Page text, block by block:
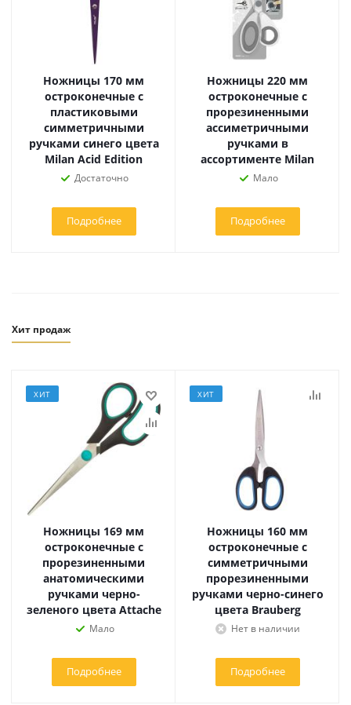
Ножницы 170 мм
остроконечные с
пластиковыми
симметричными
ручками синего цвета
Milan Acid Edition
Достаточно
Подробнее
Ножницы 220 мм
остроконечные с
прорезиненными
ассиметричными
ручками в
ассортименте Milan
Мало
Подробнее
Хит продаж
ХИТ
Ножницы 169 мм
остроконечные с
прорезиненными
анатомическими
ручками черно-
зеленого цвета Attache
Мало
Подробнее
ХИТ
Ножницы 160 мм
остроконечные с
симметричными
прорезиненными
ручками черно-синего
цвета Brauberg
Нет в наличии
Подробнее